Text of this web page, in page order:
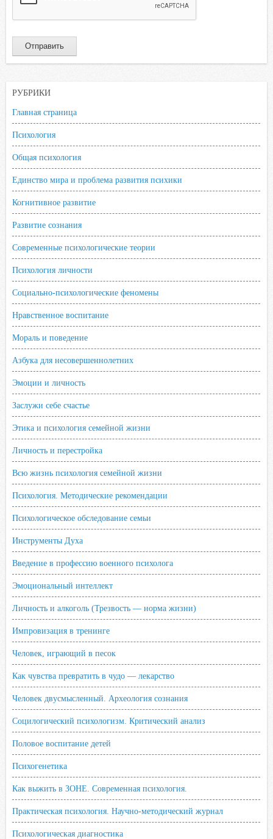
РУБРИКИ
Главная страница
Психология
Общая психология
Единство мира и проблема развития психики
Когнитивное развитие
Развитие сознания
Современные психологические теории
Психология личности
Социально-психологические феномены
Нравственное воспитание
Мораль и поведение
Азбука для несовершеннолетних
Эмоции и личность
Заслужи себе счастье
Этика и психология семейной жизни
Личность и перестройка
Всю жизнь психология семейной жизни
Психология. Методические рекомендации
Психологическое обследование семьи
Инструменты Духа
Введение в профессию военного психолога
Эмоциональный интеллект
Личность и алкоголь (Трезвость — норма жизни)
Импровизация в тренинге
Человек, играющий в песок
Как чувства превратить в чудо — лекарство
Человек двусмысленный. Археология сознания
Социлогический психологизм. Критический анализ
Половое воспитание детей
Психогенетика
Как выжить в ЗОНЕ. Современная психология.
Практическая психология. Научно-методический журнал
Психологическая диагностика